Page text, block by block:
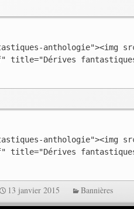
anthologie"><img
title="Dérives
anthologie"><img
title="Dérives
13 janvier 2015 Bannières